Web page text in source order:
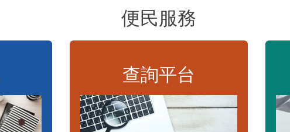
便民服務
查詢平台